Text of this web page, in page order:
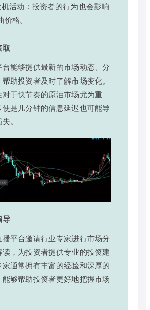
活动：投资者的行为也会影响
价格。
取
台能够提供最新的市场动态、分
助投资者及时了解市场变化。
于快节奏的原油市场尤为重
是几分钟的信息延迟也可能导
。
导
平台邀请行业专家进行市场分
，为投资者提供专业的投资建
通常拥有丰富的经验和深厚的
够帮助投资者更好地把握市场